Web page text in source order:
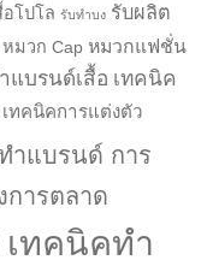
อโปโล รับทำบง รับผลิต
หมวก Cap หมวกแฟชั่น
แบรนด์เสื้อ เทคนิค
เทคนิคการแต่งตัว
ำแบรนด์ การ
ารตลาด
เทคนิคทำ